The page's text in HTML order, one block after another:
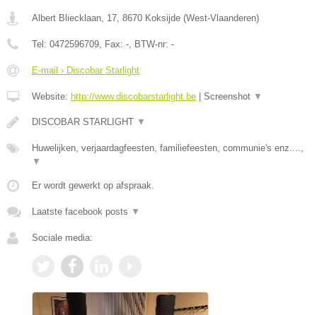
Albert Bliecklaan, 17, 8670 Koksijde (West-Vlaanderen)
Tel: 0472596709, Fax: -, BTW-nr: -
E-mail › Discobar Starlight
Website: http://www.discobarstarlight.be Screenshot ▼
DISCOBAR STARLIGHT ▼
Huwelijken, verjaardagfeesten, familiefeesten, communie's enz....,
▼
Er wordt gewerkt op afspraak.
Laatste facebook posts ▼
Sociale media: